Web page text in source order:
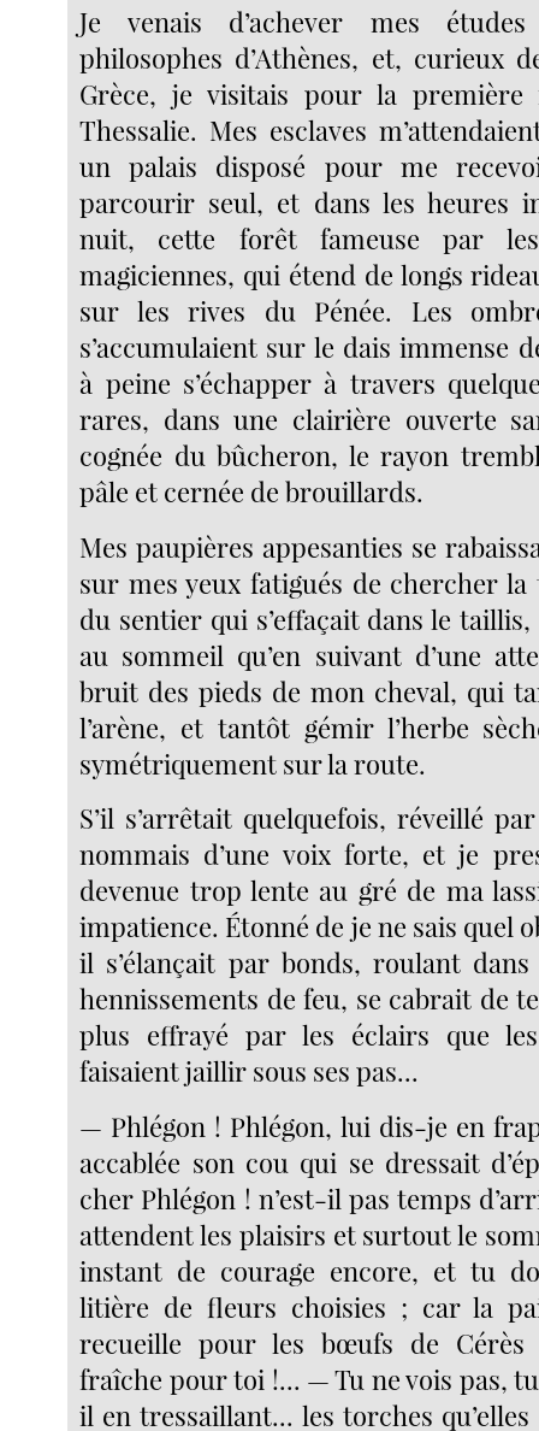
Je venais d’achever mes
philosophes d’Athènes, et, curieux
Grèce, je visitais pour la première
Thessalie. Mes esclaves
un palais disposé pour me
parcourir seul, et dans les heures
nuit, cette forêt fameuse par
magiciennes, qui étend de longs
sur les rives du Pénée. Les
s’accumulaient sur le dais immense
à peine s’échapper à travers
rares, dans une clairière ouverte
cognée du bûcheron, le rayon
pâle et cernée de brouillards.
Mes paupières appesanties se
sur mes yeux fatigués de chercher
du sentier qui s’effaçait dans le
au sommeil qu’en suivant d’une
bruit des pieds de mon cheval, qui
l’arène, et tantôt gémir l’herbe
symétriquement sur la route.
S’il s’arrêtait quelquefois, réveillé
nommais d’une voix forte, et je
devenue trop lente au gré de ma
impatience. Étonné de je ne sais quel
il s’élançait par bonds, roulant
hennissements de feu, se cabrait de
plus effrayé par les éclairs que
faisaient jaillir sous ses pas...
— Phlégon ! Phlégon, lui dis-je en
accablée son cou qui se dressait
cher Phlégon ! n’est-il pas temps
attendent les plaisirs et surtout le
instant de courage encore, et tu
litière de fleurs choisies ; car la
recueille pour les bœufs de Cérès
fraîche pour toi !... — Tu ne vois pas,
il en tressaillant... les torches